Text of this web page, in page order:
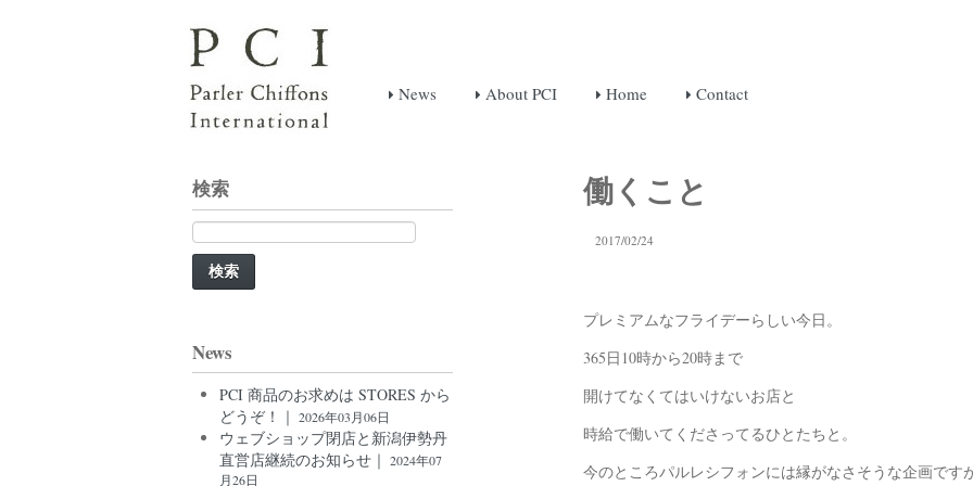
News About PCI Home Contact
働くこと
2017/02/24
プレミアムなフライデーらしい今日。
365日10時から20時まで
開けてなくてはいけないお店と
時給で働いてくださってるひとたちと。
今のところパルレシフォンには縁がなさそうな企画です
検索
検
索:
News
PCI 商品のお求めは STORES から
どうぞ！｜ 2026年03月06日
ウェブショップ閉店と新潟伊勢丹
直営店継続のお知らせ｜ 2024年07
月26日